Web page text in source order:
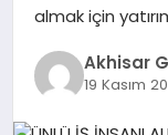
almak için
Akhisar
19 Kasım